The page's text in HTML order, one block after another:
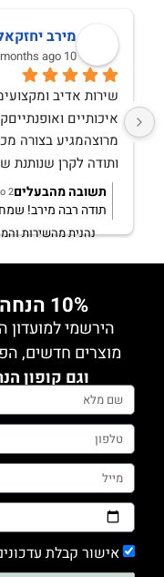
מירב
10 months ago
ותודה לקרן שנותנת
תשובה מהבעלים2 years ago
תודה רבה מירב!
נהנית מהשירות
10% הנחה למצטרפות חדשות!
הירשמי למועדון
מוצרים חדשים,
וגם קופון
אישור קבלת